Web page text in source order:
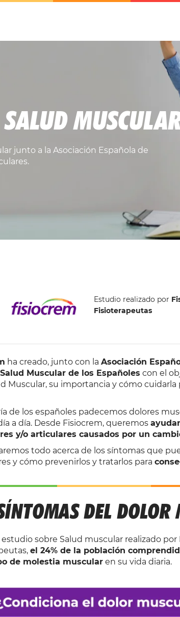
junto a la Asociación Española de
Estudio realizado por
Fisioterapeutas
ha creado, junto con la Asociación
Muscular de los Españoles con el
Muscular, su importancia y cómo
de los españoles padecemos dolores
a día. Desde Fisiocrem, queremos
y/o articulares causados por un
todo acerca de los síntomas que
y cómo prevenirlos y tratarlos para
DEL DOLOR
sobre Salud muscular realizado por
el 24% de la población
de molestia muscular en su vida diaria.